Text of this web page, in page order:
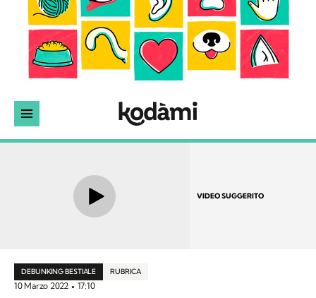
VIDEO SUGGERITO
DEBUNKING BESTIALE RUBRICA
10 Marzo 2022 17:10